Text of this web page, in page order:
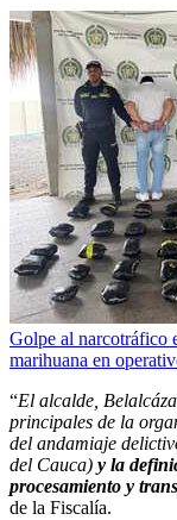
Golpe al narcotráfico
marihuana en
“El alcalde,
principales de la
del andamiaje
del Cauca) y la
procesamiento y
de la Fiscalía.